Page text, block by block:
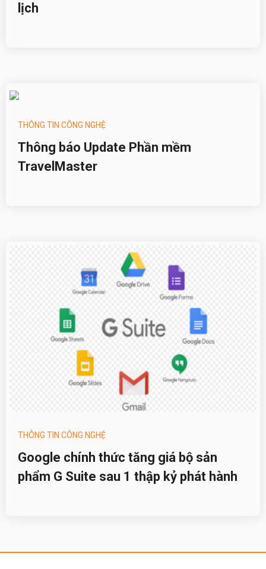
lịch
THÔNG TIN CÔNG NGHỆ
Thông báo Update Phần mềm
TravelMaster
THÔNG TIN CÔNG NGHỆ
Google chính thức tăng giá bộ sản
phẩm G Suite sau 1 thập kỷ phát hành